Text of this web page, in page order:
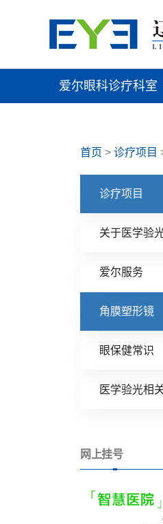
爱尔眼科诊疗科室
近视手术科
视光及小儿眼病科
白内障科
青光眼科
角膜眼表科
整形眼眶科
眼底病科
中医眼科
首页 > 诊疗项目
诊疗项目
关于医学验
爱尔服务
角膜塑形镜
眼保健常识
医学验光相
网上挂号